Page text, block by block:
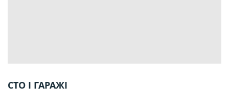
СТО І ГАРАЖІ